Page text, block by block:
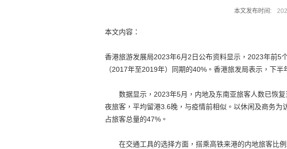
本文发布时间:
本文内容：
香港旅游发展局2023年6月2日公布资料显示，2023年前5
（2017年至2019年）同期的40%。香港旅发局表示，下半
数据显示，2023年5月，内地及东南亚旅客人数已恢复
夜旅客，平均留港3.6晚，与疫情前相似。以休闲及商务
占旅客总量的47%。
在交通工具的选择方面，搭乘高铁来港的内地旅客比例